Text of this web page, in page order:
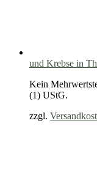
und Krebse in
Kein
(1) UStG.
zzgl.